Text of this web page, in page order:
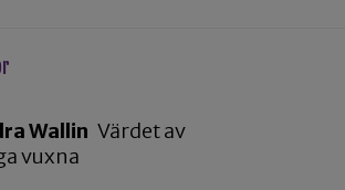
Wallin Värdet av
vuxna